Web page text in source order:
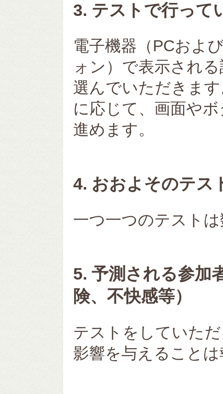
3. テストで行って
電子機器（PCおよ
ォン）で表示され
選んでいただきま
に応じて、画面や
進めます。
4. おおよそのテス
一つ一つのテスト
5. 予測される参加
険、不快感等）
テストをしていた
影響を与えること